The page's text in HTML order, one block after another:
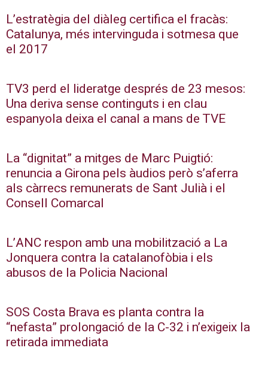
L’estratègia del diàleg certifica el fracàs:
Catalunya, més intervinguda i sotmesa que
el 2017
TV3 perd el lideratge després de 23 mesos:
Una deriva sense continguts i en clau
espanyola deixa el canal a mans de TVE
La “dignitat” a mitges de Marc Puigtió:
renuncia a Girona pels àudios però s’aferra
als càrrecs remunerats de Sant Julià i el
Consell Comarcal
L’ANC respon amb una mobilització a La
Jonquera contra la catalanofòbia i els
abusos de la Policia Nacional
SOS Costa Brava es planta contra la
“nefasta” prolongació de la C-32 i n’exigeix la
retirada immediata